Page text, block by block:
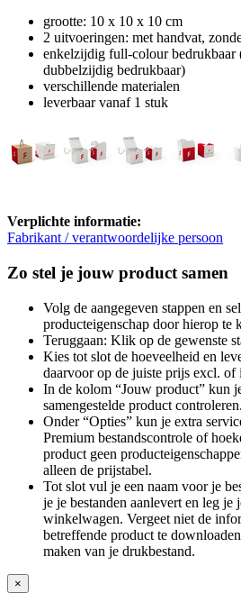
grootte: 10 x 10 x 10 cm
2 uitvoeringen: met handvat,
enkelzijdig full-colour bedrukbaar
dubbelzijdig bedrukbaar)
verschillende materialen
leverbaar vanaf 1 stuk
Verplichte informatie:
Fabrikant / verantwoordelijke persoon
Zo stel je jouw product samen
Volg de aangegeven stappen en
producteigenschap door hierop te
Teruggaan: Klik op de gewenste
Kies tot slot de hoeveelheid en
daarvoor op de juiste prijs excl. of
In de kolom “Jouw product” kun
samengestelde product controleren.
Onder “Opties” kun je extra
Premium bestandscontrole of
product geen
alleen de prijstabel.
Tot slot vul je een naam voor je
je je bestanden aanlevert en leg je
winkelwagen. Vergeet niet de
betreffende product te
maken van je drukbestand.
×